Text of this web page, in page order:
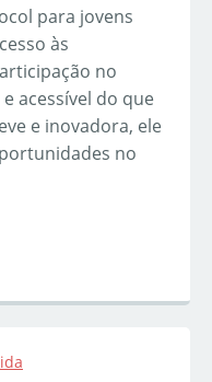
para jovens
às
no
acessível do que
e inovadora, ele
no